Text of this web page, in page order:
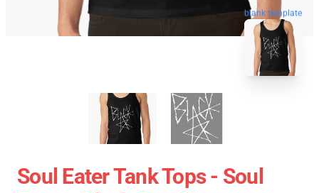
blank template
Soul Eater Tank Tops - Soul